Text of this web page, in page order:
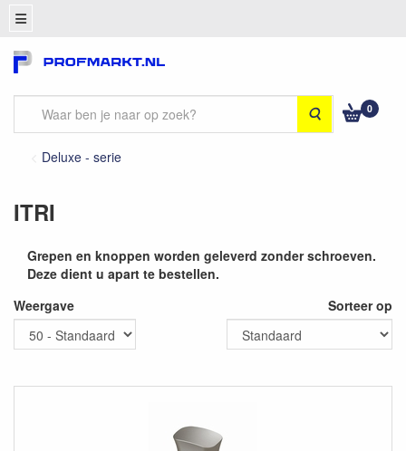
Zoeken 0
Deluxe - serie
ITRI
Grepen en knoppen worden geleverd zonder schroeven.
Deze dient u apart te bestellen.
Weergave
Sorteer op